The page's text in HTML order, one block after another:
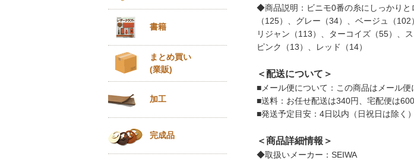
◆商品説明：ビニモ0番の糸にしっかりと
（125）、グレー（34）、ベージュ（
リジャン（113）、ターコイズ（55）、
ピンク（13）、レッド（14）
＜配送について＞
■メール便について：この商品はメール便
■送料：お任せ配送は340円、宅配便は
■発送予定目安：4日以内（日祝日は除く）
＜商品詳細情報＞
◆取扱いメーカー：SEIWA
書籍
まとめ買い
(業販)
加工
完成品